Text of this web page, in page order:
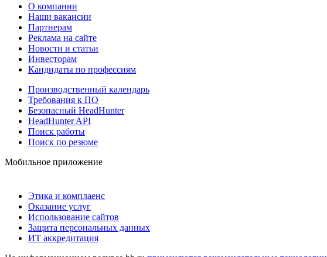
О компании
Наши вакансии
Партнерам
Реклама на сайте
Новости и статьи
Инвесторам
Кандидаты по профессиям
Производственный календарь
Требования к ПО
Безопасный HeadHunter
HeadHunter API
Поиск работы
Поиск по резюме
Мобильное приложение
Этика и комплаенс
Оказание услуг
Использование сайтов
Защита персональных данных
ИТ аккредитация